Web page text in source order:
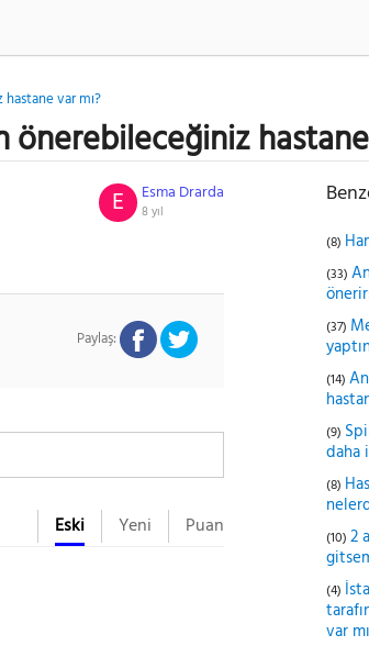
var mı?
Esma Drarda
8 yıl
E
Paylaş:
Eski Yeni Puan
(8)
(33)
(37)
(14)
(9)
daha
(8)
(10) 2
(4)
var